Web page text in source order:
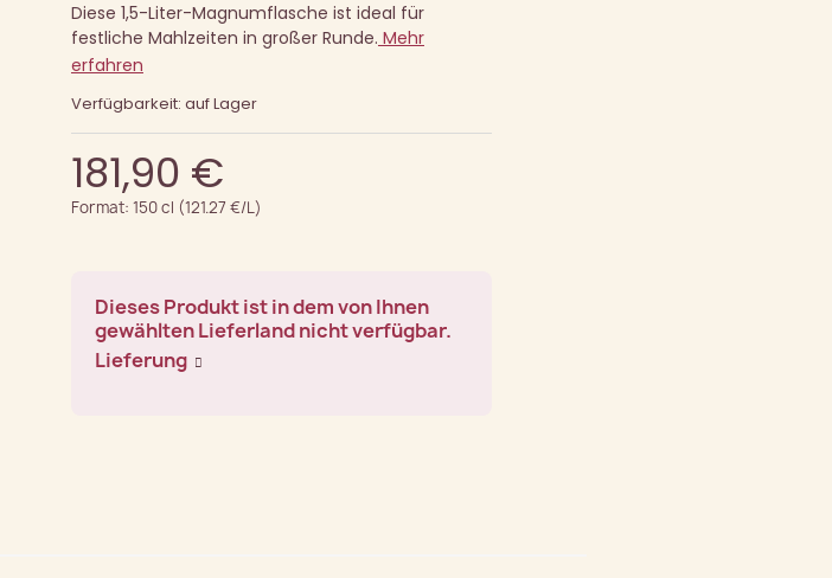
Diese 1,5-Liter-Magnumflasche ist ideal für
festliche Mahlzeiten in großer Runde. Mehr
erfahren
Verfügbarkeit: auf Lager
181,90 €
Format: 150 cl (121.27 €/L)
Dieses Produkt ist in dem von Ihnen
gewählten Lieferland nicht verfügbar.
Lieferung